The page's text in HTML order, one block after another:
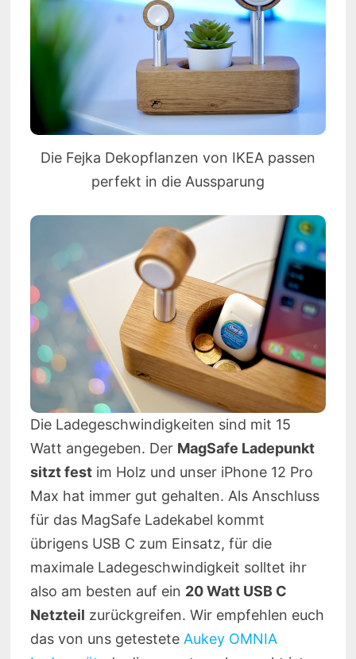
Die Fejka Dekopflanzen von IKEA passen
perfekt in die Aussparung
Die Ladegeschwindigkeiten sind mit 15
Watt angegeben. Der MagSafe Ladepunkt
sitzt festim Holz und unser iPhone 12 Pro
Max hat immer gut gehalten. Als Anschluss
für das MagSafe Ladekabel kommt
übrigens USB C zum Einsatz, für die
maximale Ladegeschwindigkeit solltet ihr
also am besten auf ein 20 Watt USB C
Netzteil zurückgreifen. Wir empfehlen euch
das von uns getestete Aukey OMNIA